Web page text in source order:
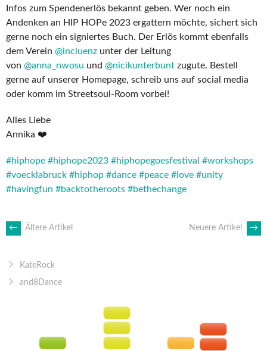
Infos zum Spendenerlös bekannt geben. Wer noch ein
Andenken an HIP HOPe 2023 ergattern möchte, sichert sich
gerne noch ein signiertes Buch. Der Erlös kommt ebenfalls
dem Verein @incluenz unter der Leitung
von @anna_nwosu und @nicikunterbunt zugute. Bestell
gerne auf unserer Homepage, schreib uns auf social media
oder komm im Streetsoul-Room vorbei!
Alles Liebe
Annika ❤️
#hiphope #hiphope2023 #hiphopegoesfestival #workshops
#voecklabruck #hiphop #dance #peace #love #unity
#havingfun #backtotheroots #bethechange
BEITRAGSNAVIGATION
← Ältere Artikel Neuere Artikel →
KateRock
and8Dance